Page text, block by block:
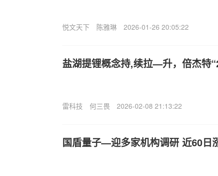
悦文天下 陈雅琳 2026-01-26 20:05:22
盐湖提锂概念持,续拉—升，倍杰特
雷科技 何三畏 2026-02-08 21:13:22
国盾量子—迎多家机构调研 近60日